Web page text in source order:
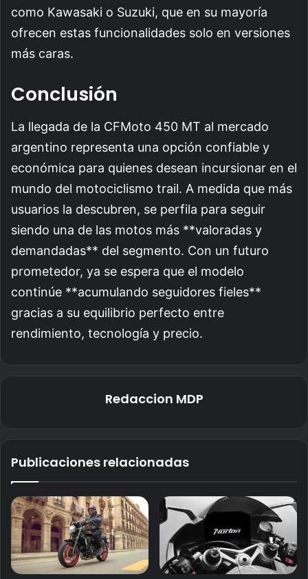
como Kawasaki o Suzuki, que en su mayoría
ofrecen estas funcionalidades solo en versiones
más caras.
Conclusión
La llegada de la CFMoto 450 MT al mercado
argentino representa una opción confiable y
económica para quienes desean incursionar en el
mundo del motociclismo trail. A medida que más
usuarios la descubren, se perfila para seguir
siendo una de las motos más **valoradas y
demandadas** del segmento. Con un futuro
prometedor, ya se espera que el modelo
continúe **acumulando seguidores fieles**
gracias a su equilibrio perfecto entre
rendimiento, tecnología y precio.
Redaccion MDP
Publicaciones relacionadas